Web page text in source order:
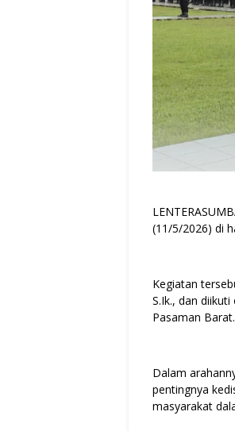
(11/5/2026) di
Kegiatan
S.Ik., dan
Pasaman Barat.
Dalam
pentingnya
masyarakat